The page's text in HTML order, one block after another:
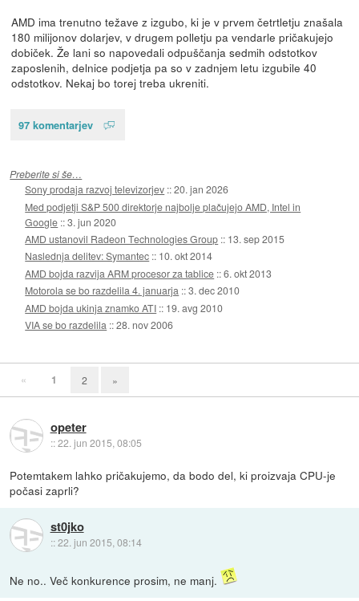
AMD ima trenutno težave z izgubo, ki je v prvem četrtletju znašala
180 milijonov dolarjev, v drugem polletju pa vendarle pričakujejo
dobiček. Že lani so napovedali odpuščanja sedmih odstotkov
zaposlenih, delnice podjetja pa so v zadnjem letu izgubile 40
odstotkov. Nekaj bo torej treba ukreniti.
97 komentarjev
Preberite si še…
Sony prodaja razvoj televizorjev ::20. jan 2026
Med podjetji S&P 500 direktorje najbolje plačujejo AMD, Intel in
Google ::3. jun 2020
AMD ustanovil Radeon Technologies Group :: 13. sep 2015
Naslednja delitev: Symantec :: 10. okt 2014
AMD bojda razvija ARM procesor za tablice ::6. okt 2013
Motorola se bo razdelila 4. januarja ::3. dec 2010
AMD bojda ukinja znamko ATI :: 19. avg 2010
VIA se bo razdelila ::28. nov 2006
« 1 2 »
opeter
::22. jun 2015, 08:05
Potemtakem lahko pričakujemo, da bodo del, ki proizvaja CPU-je
počasi zaprli?
st0jko
::22. jun 2015, 08:14
Ne no.. Več konkurence prosim, ne manj.